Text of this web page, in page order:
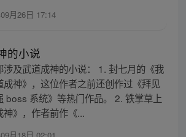
月26日 17:14
的小说
涉及武道成神的小说： 1. 封七月的《我
成神》，这位作者之前还创作过《拜见
boss 系统》等热门作品。 2. 铁掌草上
》，作者前作《...